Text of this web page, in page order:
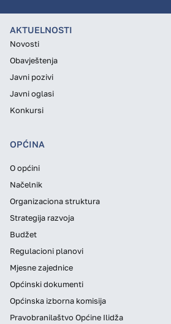
AKTUELNOSTI
Novosti
Obavještenja
Javni pozivi
Javni oglasi
Konkursi
OPĆINA
O općini
Načelnik
Organizaciona struktura
Strategija razvoja
Budžet
Regulacioni planovi
Mjesne zajednice
Općinski dokumenti
Općinska izborna komisija
Pravobranilaštvo Općine Ilidža